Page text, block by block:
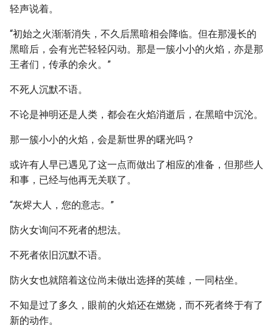
轻声说着。
“初始之火渐渐消失，不久后黑暗相会降临。但在那漫长的
黑暗后，会有光芒轻轻闪动。那是一簇小小的火焰，亦是那
王者们，传承的余火。”
不死人沉默不语。
不论是神明还是人类，都会在火焰消逝后，在黑暗中沉沦。
那一簇小小的火焰，会是新世界的曙光吗？
或许有人早已遇见了这一点而做出了相应的准备，但那些人
和事，已经与他再无关联了。
“灰烬大人，您的意志。”
防火女询问不死者的想法。
不死者依旧沉默不语。
防火女也就陪着这位尚未做出选择的英雄，一同枯坐。
不知是过了多久，眼前的火焰还在燃烧，而不死者终于有了
新的动作。